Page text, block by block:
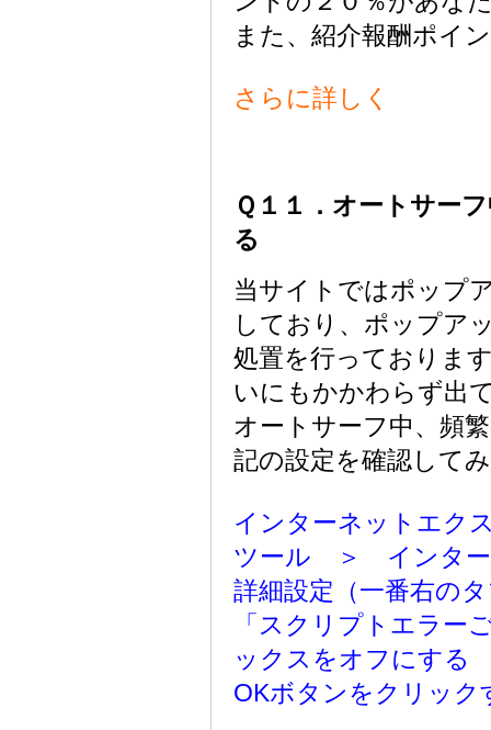
また、紹介報酬ポイ
さらに詳しく
Ｑ１１．オートサー
る
当サイトではポップ
しており、ポップア
処置を行っておりま
いにもかかわらず出
オートサーフ中、頻
記の設定を確認して
インターネットエク
ツール ＞ インター
詳細設定（一番右の
「スクリプトエラー
ックスをオフにする
OKボタンをクリック